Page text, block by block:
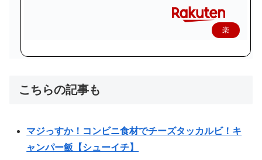
楽
こちらの記事も
マジっすか！コンビニ食材でチーズタッカルビ！キ
ャンパー飯【シューイチ】